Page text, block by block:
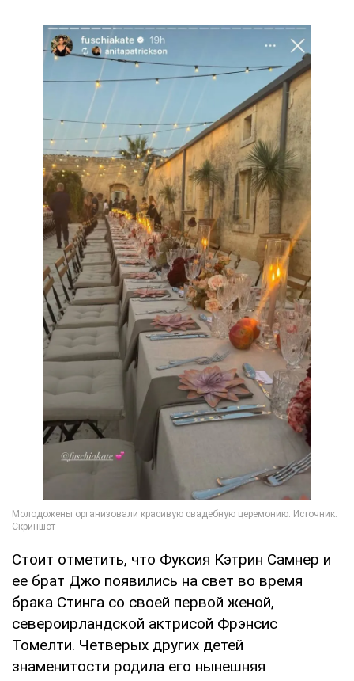
Стоит отметить, что Фуксия Кэтрин Самнер и
ее брат Джо появились на свет во время
брака Стинга со своей первой женой,
североирландской актрисой Фрэнсис
Томелти. Четверых других детей
знаменитости родила его нынешняя